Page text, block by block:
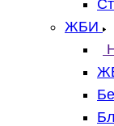
ЖБИ